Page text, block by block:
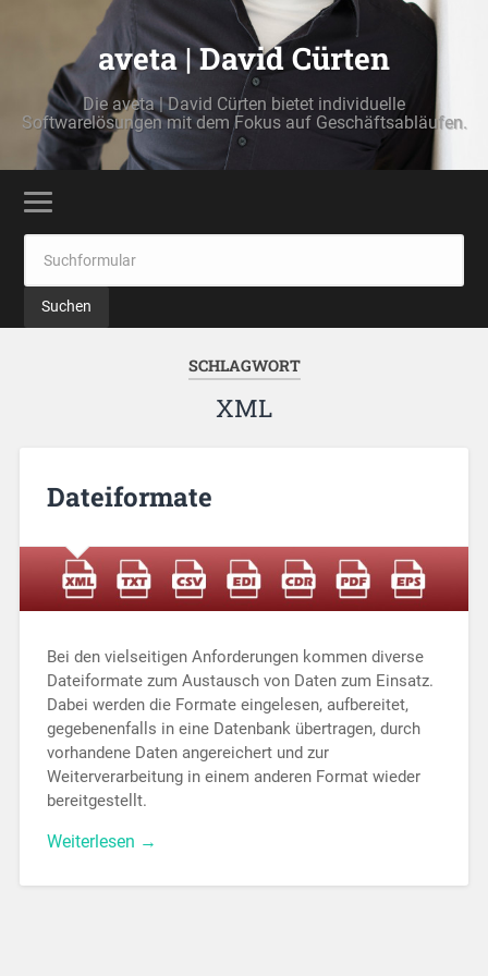
aveta | David Cürten
Die aveta | David Cürten bietet individuelle
Softwarelösungen mit dem Fokus auf Geschäftsabläufen.
SCHLAGWORT
XML
Dateiformate
Bei den vielseitigen Anforderungen kommen diverse
Dateiformate zum Austausch von Daten zum Einsatz.
Dabei werden die Formate eingelesen, aufbereitet,
gegebenenfalls in eine Datenbank übertragen, durch
vorhandene Daten angereichert und zur
Weiterverarbeitung in einem anderen Format wieder
bereitgestellt.
Weiterlesen →